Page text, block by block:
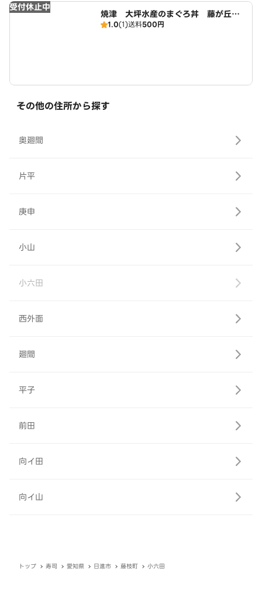
受付休止中
焼津 大坪水産のまぐろ丼 藤が丘
店 広域店
1.0(1)送料500円
その他の住所から探す
奥廻間
片平
庚申
小山
小六田
西外面
廻間
平子
前田
向イ田
向イ山
トップ 寿司 愛知県 日進市 藤枝町 小六田